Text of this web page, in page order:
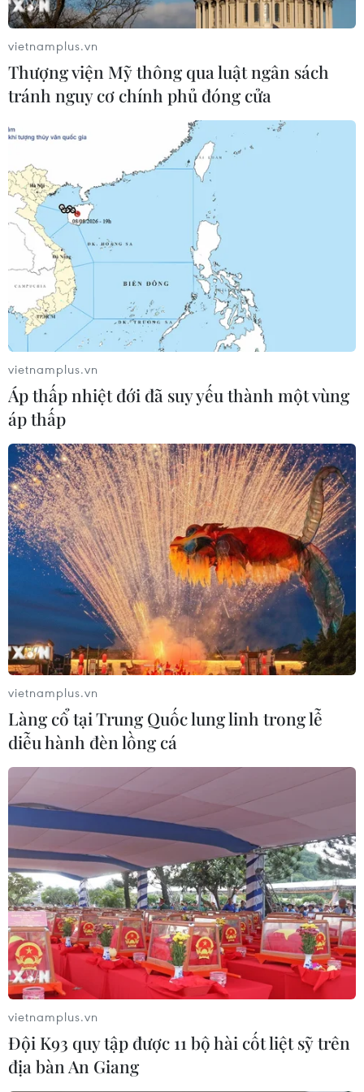
Trả hồ sơ vụ môi giới mại dâm ngàn đô do
bị cáo có sổ khám tâm thần
28/04/2023 07:10
Hội đồng xét xử quyết định dừng phiên tòa, trả hồ sơ
cho Viện Kiểm sát Nhân dân Thành phố Hồ Chí Minh để
xác minh đối với sổ khám bệnh chuyên khoa tâm thần
của bị cáo Lê Hoàng Long.
vietnamplus.vn
Thượng viện Mỹ thông qua luật ngân sách
tránh nguy cơ chính phủ đóng cửa
vietnamplus.vn
Áp thấp nhiệt đới đã suy yếu thành một vùng
áp thấp
vietnamplus.vn
Làng cổ tại Trung Quốc lung linh trong lễ
diễu hành đèn lồng cá
vietnamplus.vn
Đội K93 quy tập được 11 bộ hài cốt liệt sỹ trên
địa bàn An Giang